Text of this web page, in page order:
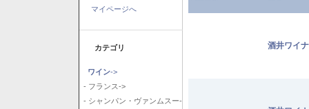
マイページへ
カテゴリ
ワイン->
- フランス->
- シャンパン・ヴァンムスー-
酒井ワイ